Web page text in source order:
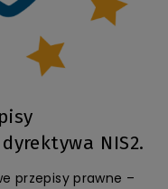
NIS2.
przepisy prawne –